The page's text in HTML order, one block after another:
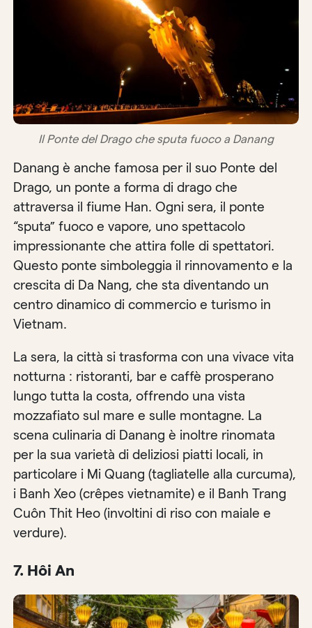
Il Ponte del Drago che sputa fuoco a Danang
Danang è anche famosa per il suo Ponte del
Drago, un ponte a forma di drago che
attraversa il fiume Han. Ogni sera, il ponte
“sputa” fuoco e vapore, uno spettacolo
impressionante che attira folle di spettatori.
Questo ponte simboleggia il rinnovamento e la
crescita di Da Nang, che sta diventando un
centro dinamico di commercio e turismo in
Vietnam.
La sera, la città si trasforma con una vivace vita
notturna : ristoranti, bar e caffè prosperano
lungo tutta la costa, offrendo una vista
mozzafiato sul mare e sulle montagne. La
scena culinaria di Danang è inoltre rinomata
per la sua varietà di deliziosi piatti locali, in
particolare i Mi Quang (tagliatelle alla curcuma),
i Banh Xeo (crêpes vietnamite) e il Banh Trang
Cuôn Thit Heo (involtini di riso con maiale e
verdure).
7. Hôi An